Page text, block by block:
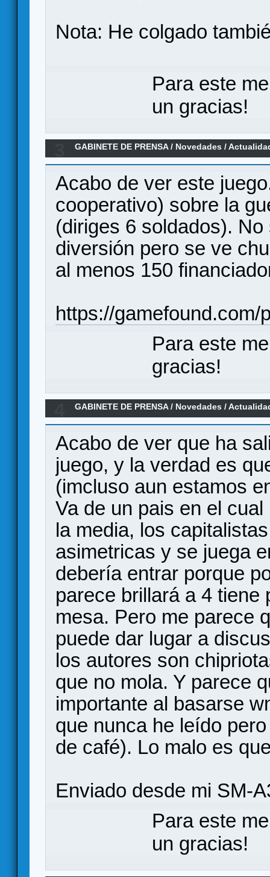
Nota: He colgado
Para este
un gracias!
GABINETE DE PRENSA/ Novedades /
Acabo de ver este
cooperativo) sobre la
(diriges 6 soldados).
diversión pero se ve
al menos 150
https://
Para este
gracias!
GABINETE DE PRENSA/ Novedades /
Acabo de ver que ha
juego, y la verdad es
(imcluso aun estamos
Va de un pais en el
la media, los
asimetricas y se juega
debería entrar porque
parece brillará a 4
mesa. Pero me parece
puede dar lugar a
los autores son
que no mola. Y parece
importante al basarse
que nunca he leído
de café). Lo malo es
Enviado desde mi SM-
Para este
un gracias!